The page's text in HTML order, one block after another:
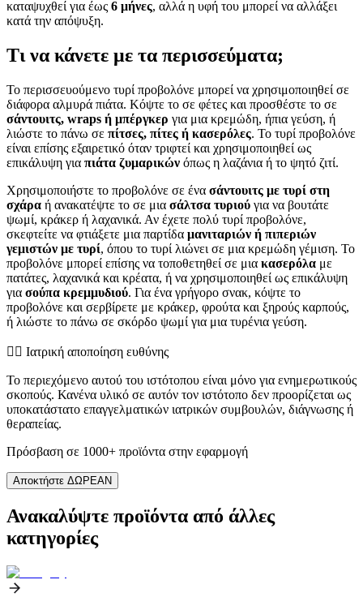
καταψυχθεί για έως 6 μήνες, αλλά η υφή του μπορεί να αλλάξει
κατά την απόψυξη.
Τι να κάνετε με τα περισσεύματα;
Το περισσευούμενο τυρί προβολόνε μπορεί να χρησιμοποιηθεί σε
διάφορα αλμυρά πιάτα. Κόψτε το σε φέτες και προσθέστε το σε
σάντουιτς, wraps ή μπέργκερ για μια κρεμώδη, ήπια γεύση, ή
λιώστε το πάνω σε πίτσες, πίτες ή κασερόλες. Το τυρί προβολόνε
είναι επίσης εξαιρετικό όταν τριφτεί και χρησιμοποιηθεί ως
επικάλυψη για πιάτα ζυμαρικών όπως η λαζάνια ή το ψητό ζιτί.
Χρησιμοποιήστε το προβολόνε σε ένα σάντουιτς με τυρί στη
σχάρα ή ανακατέψτε το σε μια σάλτσα τυριού για να βουτάτε
ψωμί, κράκερ ή λαχανικά. Αν έχετε πολύ τυρί προβολόνε,
σκεφτείτε να φτιάξετε μια παρτίδα μανιταριών ή πιπεριών
γεμιστών με τυρί, όπου το τυρί λιώνει σε μια κρεμώδη γέμιση. Το
προβολόνε μπορεί επίσης να τοποθετηθεί σε μια κασερόλα με
πατάτες, λαχανικά και κρέατα, ή να χρησιμοποιηθεί ως επικάλυψη
για σούπα κρεμμυδιού. Για ένα γρήγορο σνακ, κόψτε το
προβολόνε και σερβίρετε με κράκερ, φρούτα και ξηρούς καρπούς,
ή λιώστε το πάνω σε σκόρδο ψωμί για μια τυρένια γεύση.
👨‍⚕️️ Ιατρική αποποίηση ευθύνης
Το περιεχόμενο αυτού του ιστότοπου είναι μόνο για ενημερωτικούς
σκοπούς. Κανένα υλικό σε αυτόν τον ιστότοπο δεν προορίζεται ως
υποκατάστατο επαγγελματικών ιατρικών συμβουλών, διάγνωσης ή
θεραπείας.
Πρόσβαση σε 1000+ προϊόντα στην εφαρμογή
Αποκτήστε ΔΩΡΕΑΝ
Ανακαλύψτε προϊόντα από άλλες
κατηγορίες